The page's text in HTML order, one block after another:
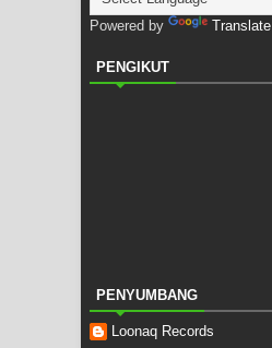
Powered by Translate
PENGIKUT
PENYUMBANG
Loonaq Records